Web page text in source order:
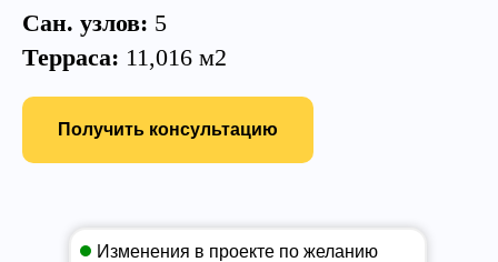
Сан. узлов: 5
Терраса: 11,016 м2
Получить консультацию
Изменения в проекте по желанию